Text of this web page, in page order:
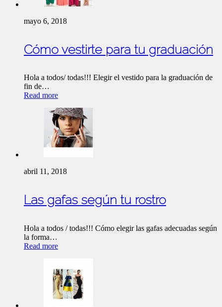
mayo 6, 2018
Cómo vestirte para tu graduación
Hola a todos/ todas!!! Elegir el vestido para la graduación de
fin de…
Read more
abril 11, 2018
Las gafas según tu rostro
Hola a todos / todas!!! Cómo elegir las gafas adecuadas según
la forma…
Read more